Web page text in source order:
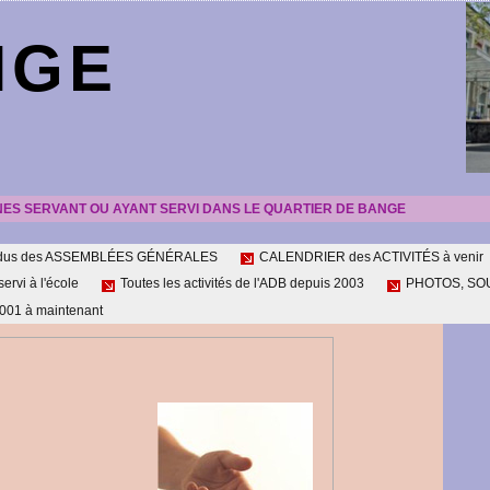
SERVANT OU AYANT SERVI DANS LE QUARTIER DE BANGE
des ASSEMBLÉES GÉNÉRALES
CALENDRIER des ACTIVITÉS à venir
à l'école Toutes les activités de l'ADB depuis 2003
PHOTOS,
à maintenant